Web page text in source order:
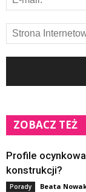
ZOBACZ TEŻ
Profile
konstrukcji?
Porady Beata